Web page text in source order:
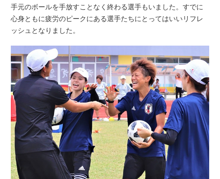
手元のボールを手放すことなく終わる選手もいました。すでに
心身ともに疲労のピークにある選手たちにとってはいいリフレ
ッシュとなりました。